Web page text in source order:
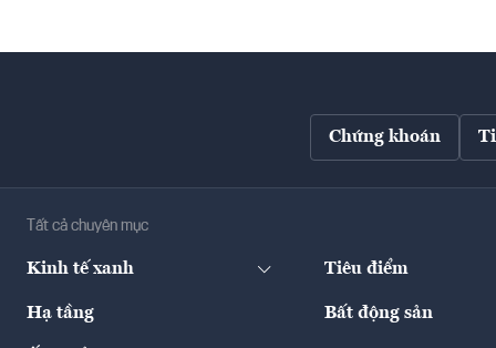
Chứng khoán
Tất cả chuyên mục
Kinh tế xanh Tiêu điểm
Hạ tầng Bất động sản